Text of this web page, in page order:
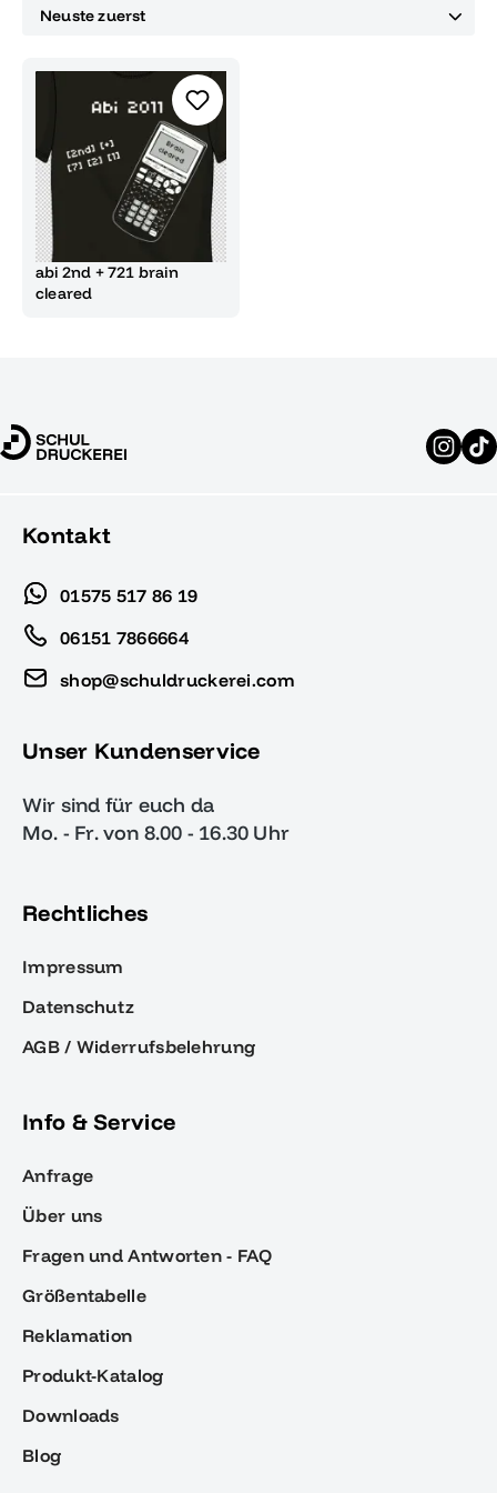
abi 2nd + 721 brain
cleared
Kontakt
01575 517 86 19
06151 7866664
shop@schuldruckerei.com
Unser Kundenservice
Wir sind für euch da
Mo. - Fr. von 8.00 - 16.30 Uhr
Rechtliches
Impressum
Datenschutz
AGB / Widerrufsbelehrung
Info & Service
Anfrage
Über uns
Fragen und Antworten - FAQ
Größentabelle
Reklamation
Produkt-Katalog
Downloads
Blog